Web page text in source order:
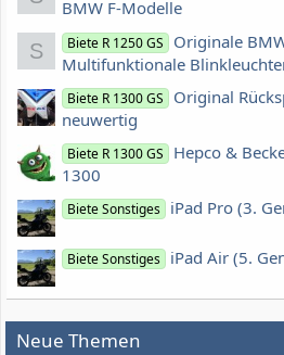
BMW F-Modelle
S Biete R 1250 GS
Originale
Multifunktionale
Biete R 1300 GS
Original
neuwertig
Biete R 1300 GS
Hepco &
1300
Biete Sonstiges iPad Pro (3.
Biete Sonstiges iPad Air (5.
Neue Themen